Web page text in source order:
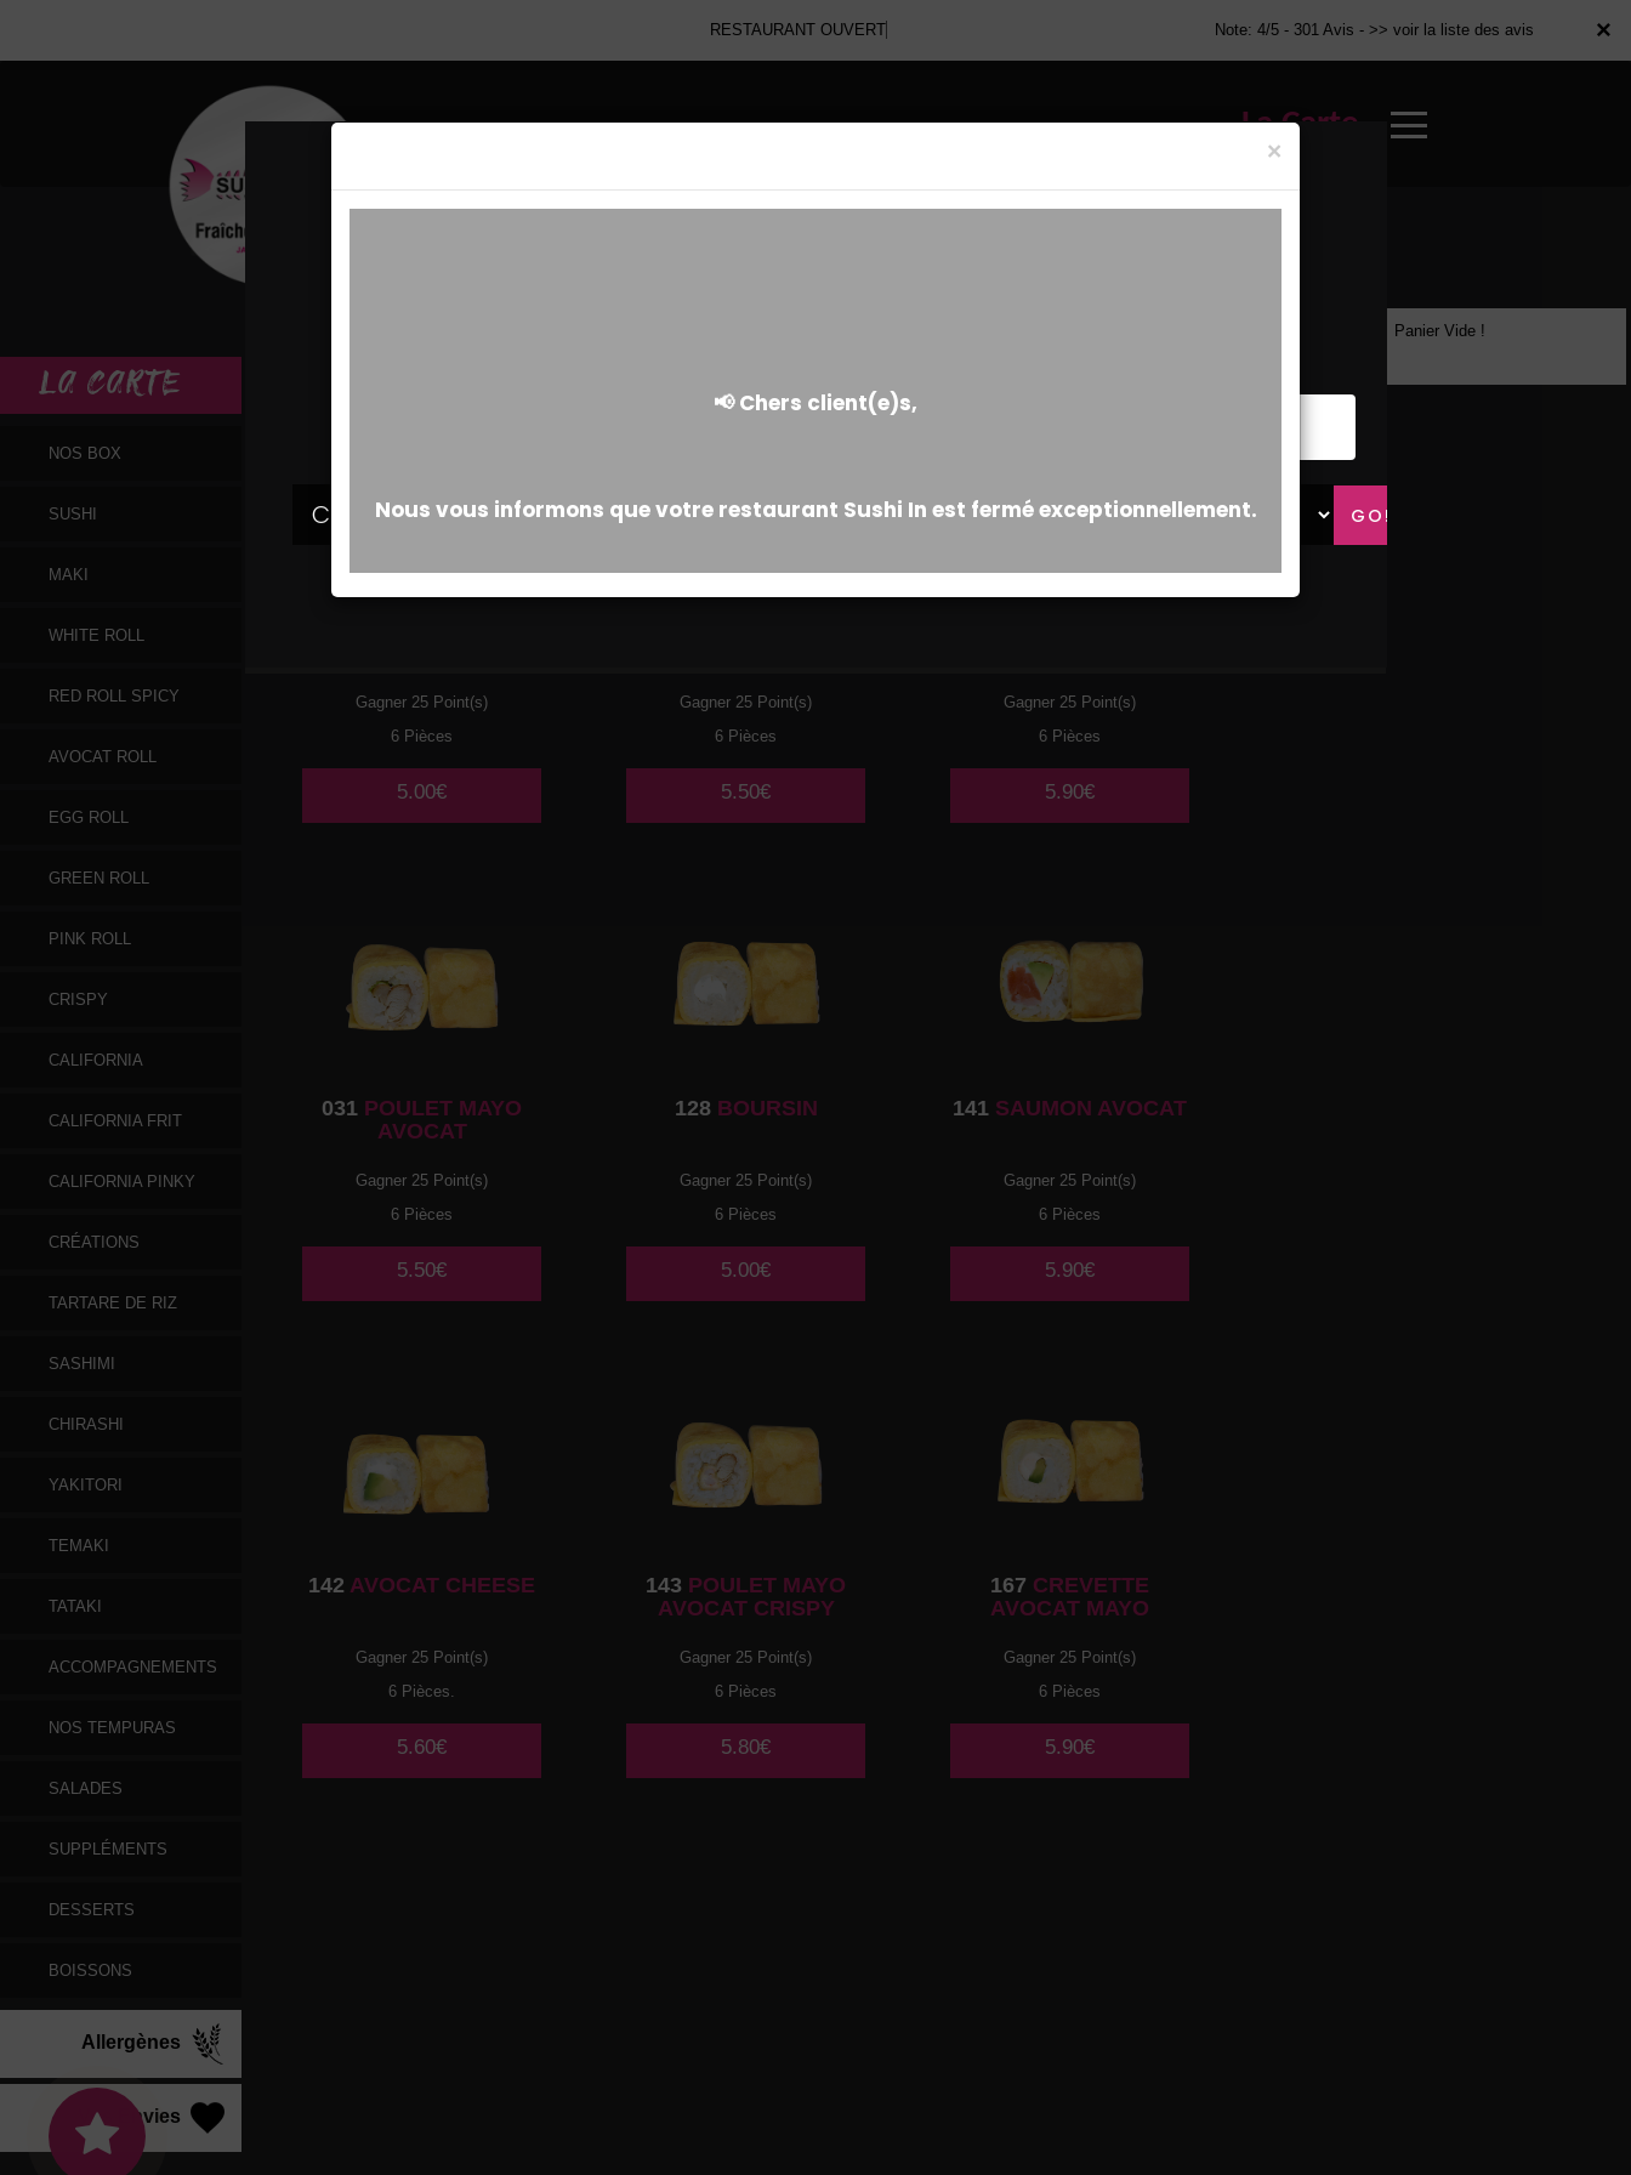
×
RESTAURANT OUVERT Note: 4/5 - 301 Avis - >> voir la liste des avis
La Carte
×
LA CARTE
NOS BOX
SUSHI
MAKI
WHITE ROLL
RED ROLL SPICY
AVOCAT ROLL
EGG ROLL
GREEN ROLL
PINK ROLL
CRISPY
CALIFORNIA
CALIFORNIA FRIT
CALIFORNIA PINKY
CRÉATIONS
TARTARE DE RIZ
SASHIMI
CHIRASHI
YAKITORI
TEMAKI
TATAKI
ACCOMPAGNEMENTS
NOS TEMPURAS
SALADES
SUPPLÉMENTS
DESSERTS
BOISSONS
Allergènes
Vos Envies
Gagner 25 Point(s)
6 Pièces
5.00€
Gagner 25 Point(s)
6 Pièces
5.50€
Gagner 25 Point(s)
6 Pièces
5.90€
031 POULET MAYO
AVOCAT
Gagner 25 Point(s)
6 Pièces
5.50€
128BOURSIN
Gagner 25 Point(s)
6 Pièces
5.00€
141 SAUMON AVOCAT
Gagner 25 Point(s)
6 Pièces
5.90€
142 AVOCAT CHEESE
Gagner 25 Point(s)
6 Pièces.
5.60€
143 POULET MAYO
AVOCAT CRISPY
Gagner 25 Point(s)
6 Pièces
5.80€
167 CREVETTE
AVOCAT MAYO
Gagner 25 Point(s)
6 Pièces
5.90€
Panier Vide !
×